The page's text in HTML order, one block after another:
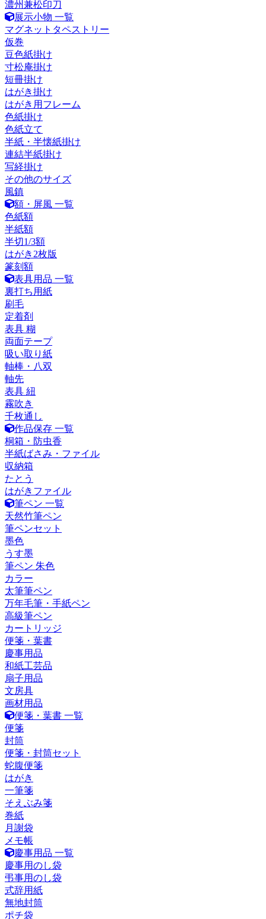
濃州兼松印刀
展示小物 一覧
マグネットタペストリー
仮巻
豆色紙掛け
寸松庵掛け
短冊掛け
はがき掛け
はがき用フレーム
色紙掛け
色紙立て
半紙・半懐紙掛け
連結半紙掛け
写経掛け
その他のサイズ
風鎮
額・屏風 一覧
色紙額
半紙額
半切1/3額
はがき2枚版
篆刻額
表具用品 一覧
裏打ち用紙
刷毛
定着剤
表具 糊
両面テープ
吸い取り紙
軸棒・八双
軸先
表具 紐
霧吹き
千枚通し
作品保存 一覧
桐箱・防虫香
半紙ばさみ・ファイル
収納箱
たとう
はがきファイル
筆ペン 一覧
天然竹筆ペン
筆ペンセット
墨色
うす墨
筆ペン 朱色
カラー
太筆筆ペン
万年毛筆・手紙ペン
高級筆ペン
カートリッジ
便箋・葉書
慶事用品
和紙工芸品
扇子用品
文房具
画材用品
便箋・葉書 一覧
便箋
封筒
便箋・封筒セット
蛇腹便箋
はがき
一筆箋
そえぶみ箋
巻紙
月謝袋
メモ帳
慶事用品 一覧
慶事用のし袋
弔事用のし袋
式辞用紙
無地封筒
ポチ袋